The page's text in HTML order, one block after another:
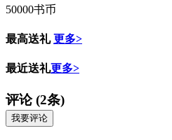
50000书币
最高送礼更多>
最近送礼更多>
评论(2条)
我要评论